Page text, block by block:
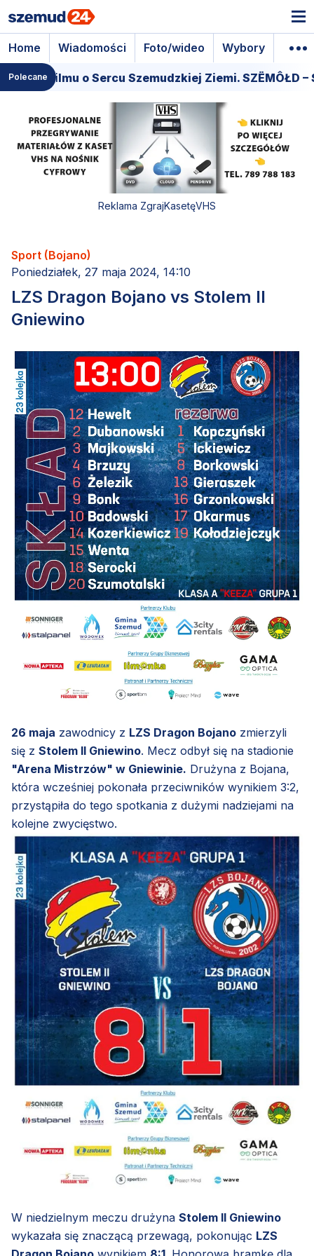
Home Wiadomości Foto/wideo Wybory
Polecane
filmu o Sercu Szemudzkiej Ziemi. SZËMÔŁD –
Reklama ZgrajKasetęVHS
Sport (Bojano)
Poniedziałek, 27 maja 2024, 14:10
LZS Dragon Bojano vs Stolem II
Gniewino
26 maja zawodnicy z LZS Dragon Bojano zmierzyli
się z Stolem II Gniewino. Mecz odbył się na stadionie
"Arena Mistrzów" w Gniewinie. Drużyna z Bojana,
która wcześniej pokonała przeciwników wynikiem 3:2,
przystąpiła do tego spotkania z dużymi nadziejami na
kolejne zwycięstwo.
W niedzielnym meczu drużyna Stolem II Gniewino
wykazała się znaczącą przewagą, pokonując LZS